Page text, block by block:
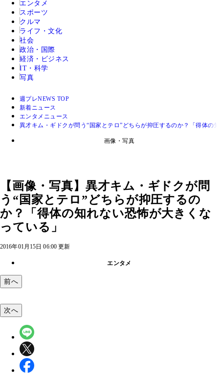
エンタメ
スポーツ
クルマ
ライフ・文化
社会
政治・国際
経済・ビジネス
IT・科学
写真
週プレNEWS TOP
新着ニュース
エンタメニュース
異才キム・ギドクが問う“国家とテロ”どちらが抑圧するのか？「得体の
画像・写真
【画像・写真】異才キム・ギドクが問
う“国家とテロ”どちらが抑圧するの
か？「得体の知れない恐怖が大きくな
っている」
2016年01月15日 06:00 更新
エンタメ
前へ
次へ